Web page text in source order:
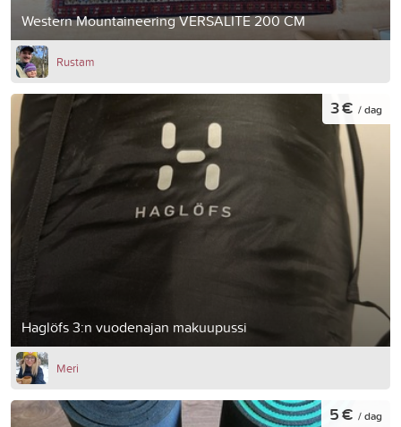
Western Mountaineering VERSALITE 200 CM
Rustam
Haglöfs 3:n vuodenajan makuupussi
3 € / dag
Meri
5 € / dag